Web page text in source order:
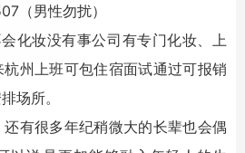
（男性勿扰）
化妆没有事公司有专门化妆、上
州上班可包住宿面试通过可报销
场所。
有很多年纪稍微大的长辈也会偶